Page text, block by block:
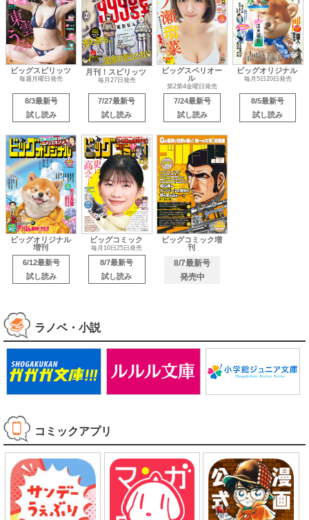
ビッグスピリッツ
毎週月曜日発売
8/3最新号
試し読み
月刊！スピリッツ
毎月27日発売
7/27最新号
試し読み
ビッグスペリオー
ル
第2第4金曜日発売
7/24最新号
試し読み
ビッグオリジナル
毎月5日20日発売
8/5最新号
試し読み
ビッグオリジナル
増刊
6/12最新号
試し読み
ビッグコミック
毎月10日25日発売
8/7最新号
試し読み
ビッグコミック増
刊
8/7最新号
発売中
ラノベ・小説
コミックアプリ